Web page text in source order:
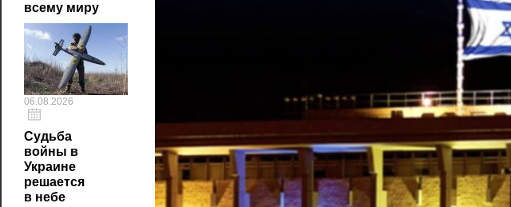
всему миру
06.08.2026
Судьба
войны в
Украине
решается
в небе